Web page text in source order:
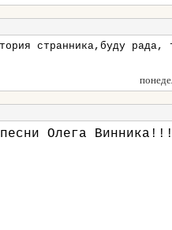
странника,буду рада,
песни Олега